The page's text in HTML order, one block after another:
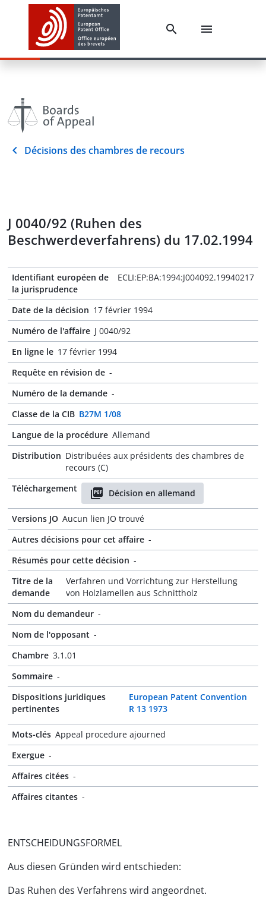
Décisions des chambres de recours
J 0040/92 (Ruhen des
Beschwerdeverfahrens) du 17.02.1994
Identifiant européen de
la jurisprudence
ECLI:EP:BA:1994:J004092.19940217
Date de la décision 17 février 1994
Numéro de l'affaire J 0040/92
En ligne le 17 février 1994
Requête en révision de -
Numéro de la demande -
Classe de la CIB B27M 1/08
Langue de la procédure Allemand
Distribution Distribuées aux présidents des chambres de
recours (C)
Téléchargement
Décision en allemand
Versions JO Aucun lien JO trouvé
Autres décisions pour cet affaire -
Résumés pour cette décision -
Titre de la
demande
Verfahren und Vorrichtung zur Herstellung
von Holzlamellen aus Schnittholz
Nom du demandeur -
Nom de l'opposant -
Chambre 3.1.01
Sommaire -
Dispositions juridiques
pertinentes
European Patent Convention
R 13 1973
Mots-clés Appeal procedure ajourned
Exergue -
Affaires citées -
Affaires citantes -
ENTSCHEIDUNGSFORMEL
Aus diesen Gründen wird entschieden:
Das Ruhen des Verfahrens wird angeordnet.